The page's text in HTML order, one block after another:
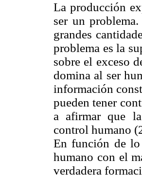
La producción
ser un
grandes
problema es la
sobre el exceso
domina al ser
información
pueden tener
a afirmar que
control humano
En función de lo
humano con el
verdadera